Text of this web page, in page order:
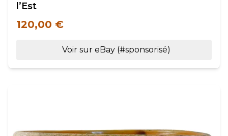
l’Est
120,00 €
Voir sur eBay (#sponsorisé)